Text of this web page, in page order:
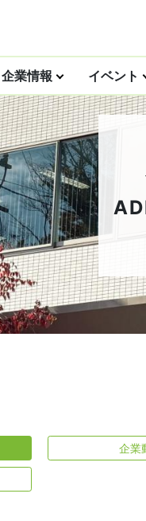
企業情報 イベント
企業